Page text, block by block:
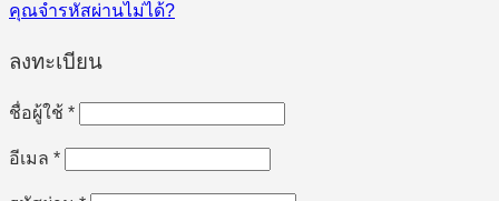
คุณจำรหัสผ่านไม่ได้?
ลงทะเบียน
ชื่อผู้ใช้ *ต้องการ
อีเมล *ต้องการ